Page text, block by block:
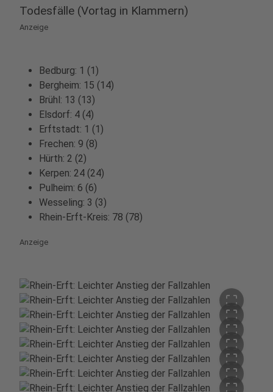
Todesfälle (Vortag in Klammern)
Anzeige
Bedburg: 1 (1)
Bergheim: 15 (14)
Brühl: 13 (13)
Elsdorf: 4 (4)
Erftstadt: 1 (1)
Frechen: 9 (8)
Hürth: 2 (2)
Kerpen: 24 (24)
Pulheim: 6 (6)
Wesseling: 3 (3)
Rhein-Erft-Kreis: 78 (78)
Anzeige
crop_free
crop_free
crop_free
crop_free
crop_free
crop_free
crop_free